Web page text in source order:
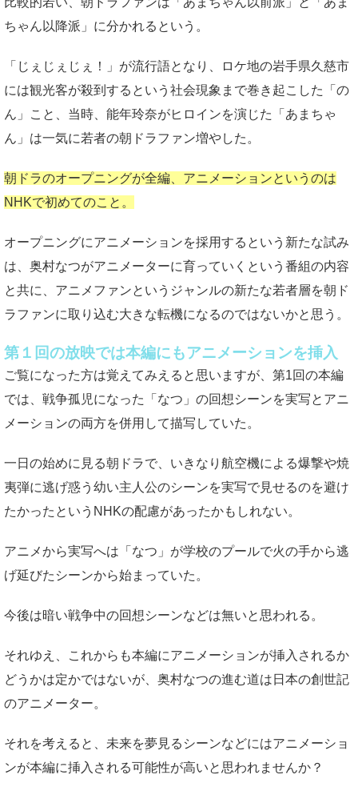
ちゃん以降派」に分かれるという。
「じぇじぇじぇ！」が流行語となり、ロケ地の岩手県久慈市
には観光客が殺到するという社会現象まで巻き起こした「の
ん」こと、当時、能年玲奈がヒロインを演じた「あまちゃ
ん」は一気に若者の朝ドラファン増やした。
朝ドラのオープニングが全編、アニメーションというのは
NHKで初めてのこと。
オープニングにアニメーションを採用するという新たな試み
は、奥村なつがアニメーターに育っていくという番組の内容
と共に、アニメファンというジャンルの新たな若者層を朝ド
ラファンに取り込む大きな転機になるのではないかと思う。
第１回の放映では本編にもアニメーションを挿入
ご覧になった方は覚えてみえると思いますが、第1回の本編
では、戦争孤児になった「なつ」の回想シーンを実写とアニ
メーションの両方を併用して描写していた。
一日の始めに見る朝ドラで、いきなり航空機による爆撃や焼
夷弾に逃げ惑う幼い主人公のシーンを実写で見せるのを避け
たかったというNHKの配慮があったかもしれない。
アニメから実写へは「なつ」が学校のプールで火の手から逃
げ延びたシーンから始まっていた。
今後は暗い戦争中の回想シーンなどは無いと思われる。
それゆえ、これからも本編にアニメーションが挿入されるか
どうかは定かではないが、奥村なつの進む道は日本の創世記
のアニメーター。
それを考えると、未来を夢見るシーンなどにはアニメーショ
ンが本編に挿入される可能性が高いと思われませんか？